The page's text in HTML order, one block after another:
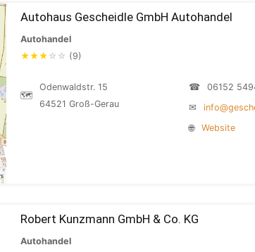
Autohaus Gescheidle GmbH Autohandel
Autohandel
★★★ ☆ ☆ (9)
🗺
Odenwaldstr. 15
64521 Groß-Gerau
☎
06152
✉
🌐
Website
Robert Kunzmann GmbH & Co. KG
Autohandel